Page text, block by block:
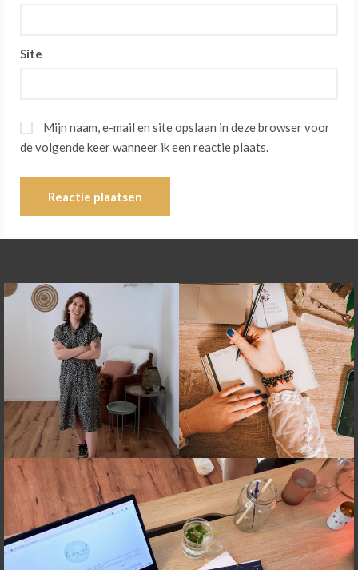
Site
Mijn naam, e-mail en site opslaan in deze browser voor
de volgende keer wanneer ik een reactie plaats.